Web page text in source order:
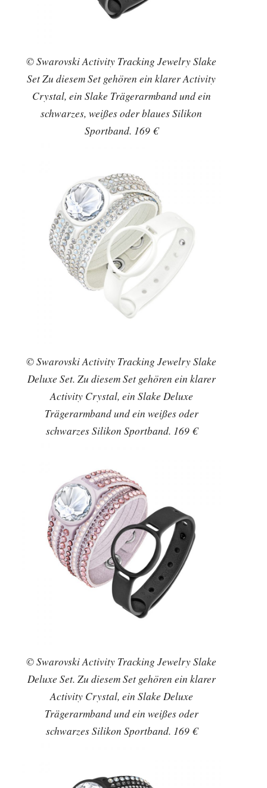
© Swarovski Activity Tracking Jewelry Slake
Set Zu diesem Set gehören ein klarer Activity
Crystal, ein Slake Trägerarmband und ein
schwarzes, weißes oder blaues Silikon
Sportband. 169 €
© Swarovski Activity Tracking Jewelry Slake
Deluxe Set. Zu diesem Set gehören ein klarer
Activity Crystal, ein Slake Deluxe
Trägerarmband und ein weißes oder
schwarzes Silikon Sportband. 169 €
© Swarovski Activity Tracking Jewelry Slake
Deluxe Set. Zu diesem Set gehören ein klarer
Activity Crystal, ein Slake Deluxe
Trägerarmband und ein weißes oder
schwarzes Silikon Sportband. 169 €